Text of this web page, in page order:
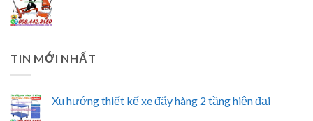
TIN MỚI NHẤT
Xu hướng thiết kế xe đẩy hàng 2 tầng hiện đại